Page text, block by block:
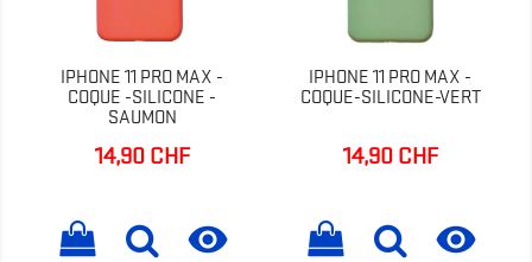
IPHONE 11 PRO MAX -
COQUE -SILICONE -
SAUMON
Prix
14,90 CHF

IPHONE 11 PRO MAX -
COQUE-SILICONE-VERT
Prix
14,90 CHF
